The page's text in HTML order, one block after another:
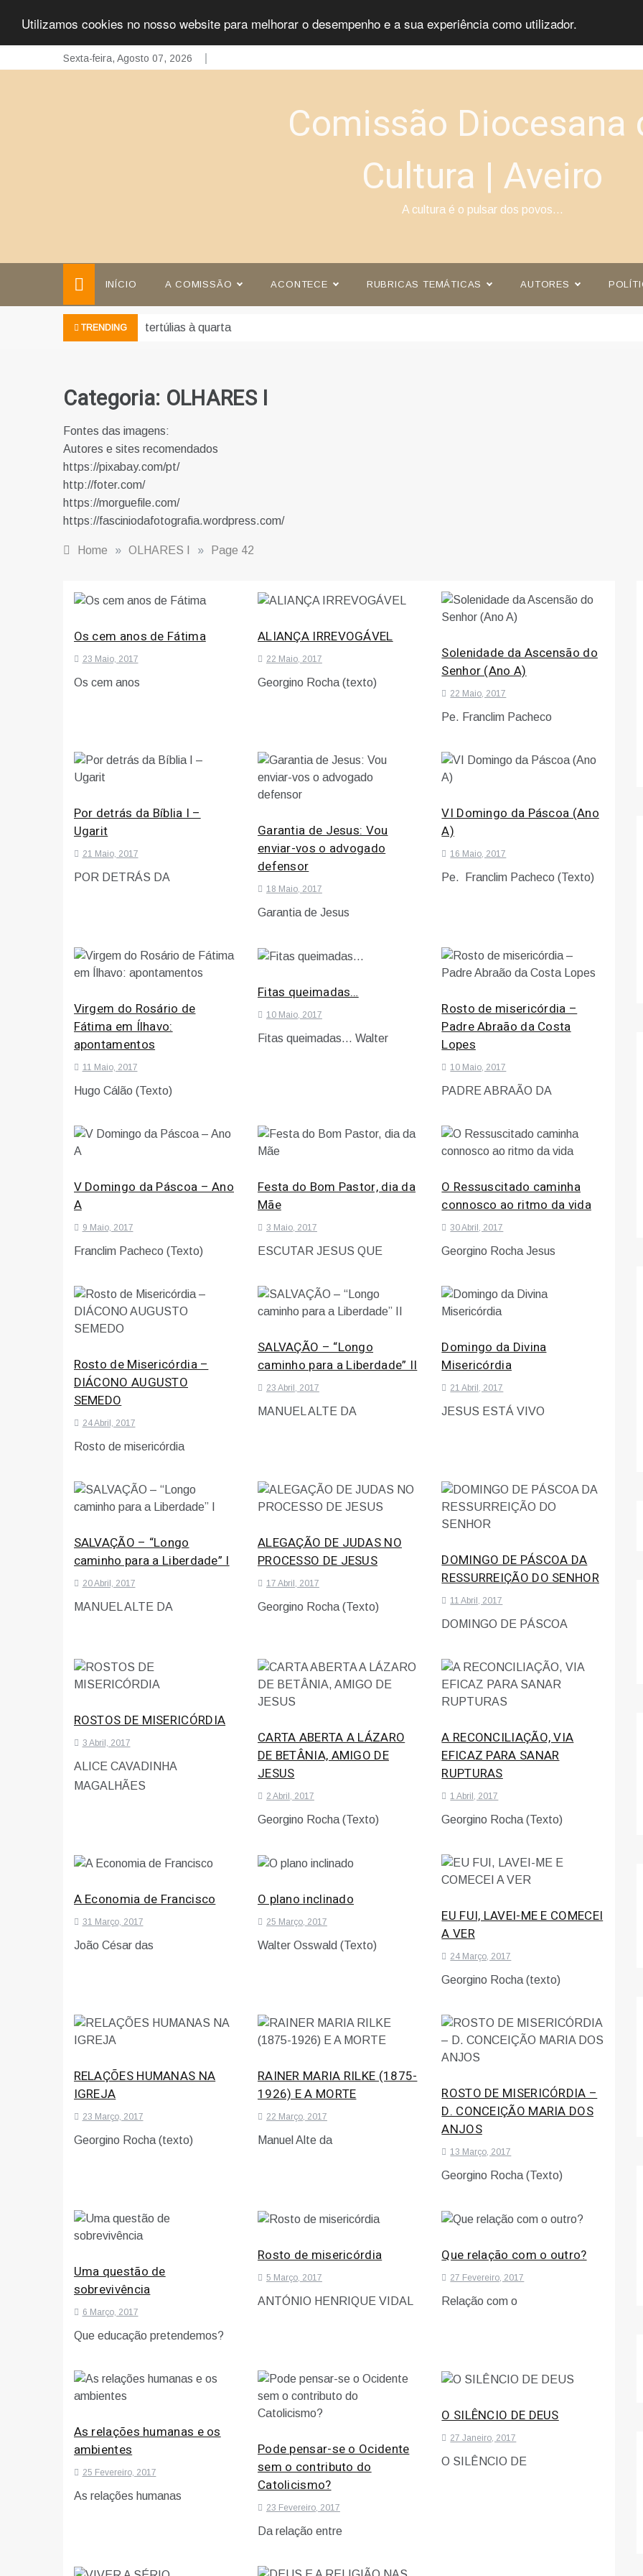
Utilizamos cookies no nosso website para melhorar o desempenho e a sua experiência como utilizador.
to
Sexta-feira, Agosto 07, 2026
Comissão Diocesana
Cultura | Aveiro
A cultura é o pulsar dos povos…
INÍCIO A COMISSÃO ACONTECE RUBRICAS TEMÁTICAS AUTORES
TRENDING tertúlias à quarta
Categoria: OLHARES I
Fontes das imagens:
Autores e sites recomendados
https://pixabay.com/pt/
http://foter.com/
https://morguefile.com/
https://fasciniodafotografia.wordpress.com/
Home » OLHARES I » Page 42
Os cem anos de Fátima
23 Maio, 2017
Os cem anos
ALIANÇA IRREVOGÁVEL
22 Maio, 2017
Georgino Rocha (texto)
Solenidade da Ascensão do
Senhor (Ano A)
22 Maio, 2017
Pe. Franclim Pacheco
Por detrás da Bíblia I –
Ugarit
21 Maio, 2017
POR DETRÁS DA
Garantia de Jesus: Vou
enviar-vos o advogado
defensor
18 Maio, 2017
Garantia de Jesus
VI Domingo da Páscoa (Ano
A)
16 Maio, 2017
Pe. Franclim Pacheco (Texto)
Virgem do Rosário de
Fátima em Ílhavo:
apontamentos
11 Maio, 2017
Hugo Cálão (Texto)
Fitas queimadas…
10 Maio, 2017
Fitas queimadas… Walter
Rosto de misericórdia –
Padre Abraão da Costa
Lopes
10 Maio, 2017
PADRE ABRAÃO DA
V Domingo da Páscoa – Ano
A
9 Maio, 2017
Franclim Pacheco (Texto)
Festa do Bom Pastor, dia da
Mãe
3 Maio, 2017
ESCUTAR JESUS QUE
O Ressuscitado caminha
connosco ao ritmo da vida
30 Abril, 2017
Georgino Rocha Jesus
Rosto de Misericórdia –
DIÁCONO AUGUSTO
SEMEDO
24 Abril, 2017
Rosto de misericórdia
SALVAÇÃO – “Longo
caminho para a Liberdade” II
23 Abril, 2017
MANUEL ALTE DA
Domingo da Divina
Misericórdia
21 Abril, 2017
JESUS ESTÁ VIVO
SALVAÇÃO – “Longo
caminho para a Liberdade” I
20 Abril, 2017
MANUEL ALTE DA
ALEGAÇÃO DE JUDAS NO
PROCESSO DE JESUS
17 Abril, 2017
Georgino Rocha (Texto)
DOMINGO DE PÁSCOA DA
RESSURREIÇÃO DO SENHOR
11 Abril, 2017
DOMINGO DE PÁSCOA
ROSTOS DE MISERICÓRDIA
3 Abril, 2017
ALICE CAVADINHA
MAGALHÃES
CARTA ABERTA A LÁZARO
DE BETÂNIA, AMIGO DE
JESUS
2 Abril, 2017
Georgino Rocha (Texto)
A RECONCILIAÇÃO, VIA
EFICAZ PARA SANAR
RUPTURAS
1 Abril, 2017
Georgino Rocha (Texto)
A Economia de Francisco
31 Março, 2017
João César das
O plano inclinado
25 Março, 2017
Walter Osswald (Texto)
EU FUI, LAVEI-ME E COMECEI
A VER
24 Março, 2017
Georgino Rocha (texto)
RELAÇÕES HUMANAS NA
IGREJA
23 Março, 2017
Georgino Rocha (texto)
RAINER MARIA RILKE (1875-
1926) E A MORTE
22 Março, 2017
Manuel Alte da
ROSTO DE MISERICÓRDIA –
D. CONCEIÇÃO MARIA DOS
ANJOS
13 Março, 2017
Georgino Rocha (Texto)
Uma questão de
sobrevivência
6 Março, 2017
Que educação pretendemos?
Rosto de misericórdia
5 Março, 2017
ANTÓNIO HENRIQUE VIDAL
Que relação com o outro?
27 Fevereiro, 2017
Relação com o
As relações humanas e os
ambientes
25 Fevereiro, 2017
As relações humanas
Pode pensar-se o Ocidente
sem o contributo do
Catolicismo?
23 Fevereiro, 2017
Da relação entre
O SILÊNCIO DE DEUS
27 Janeiro, 2017
O SILÊNCIO DE